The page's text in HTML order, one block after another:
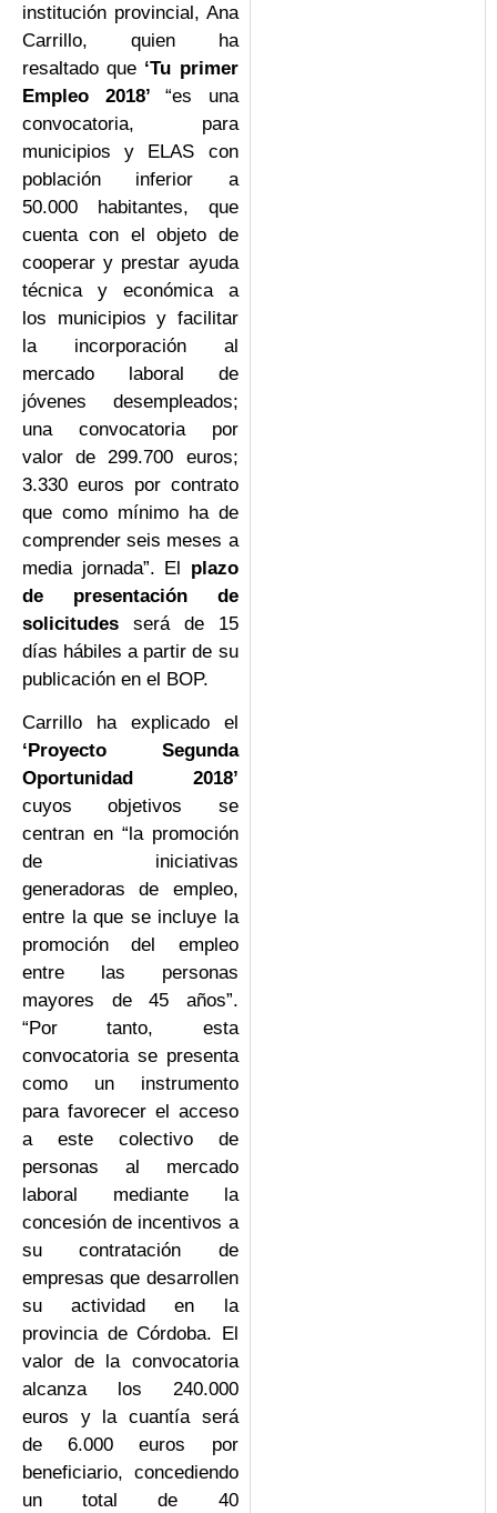
institución provincial, Ana
Carrillo, quien ha
resaltado que ‘Tu primer
Empleo 2018’“es una
convocatoria, para
municipios y ELAS con
población inferior a
50.000 habitantes, que
cuenta con el objeto de
cooperar y prestar ayuda
técnica y económica a
los municipios y facilitar
la incorporación al
mercado laboral de
jóvenes desempleados;
una convocatoria por
valor de 299.700 euros;
3.330 euros por contrato
que como mínimo ha de
comprender seis meses a
media jornada”. El plazo
de presentación de
solicitudes será de 15
días hábiles a partir de su
publicación en el BOP.
Carrillo ha explicado el
‘Proyecto Segunda
Oportunidad 2018’
cuyos objetivos se
centran en “la promoción
de iniciativas
generadoras de empleo,
entre la que se incluye la
promoción del empleo
entre las personas
mayores de 45 años”.
“Por tanto, esta
convocatoria se presenta
como un instrumento
para favorecer el acceso
a este colectivo de
personas al mercado
laboral mediante la
concesión de incentivos a
su contratación de
empresas que desarrollen
su actividad en la
provincia de Córdoba. El
valor de la convocatoria
alcanza los 240.000
euros y la cuantía será
de 6.000 euros por
beneficiario, concediendo
un total de 40